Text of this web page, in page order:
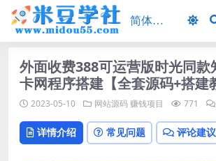
外面收费388可运营版时光同款
卡网程序搭建【全套源码+搭建
2023-05-10 网站源码赚钱项目 771
详情介绍 常见问题 评论建议